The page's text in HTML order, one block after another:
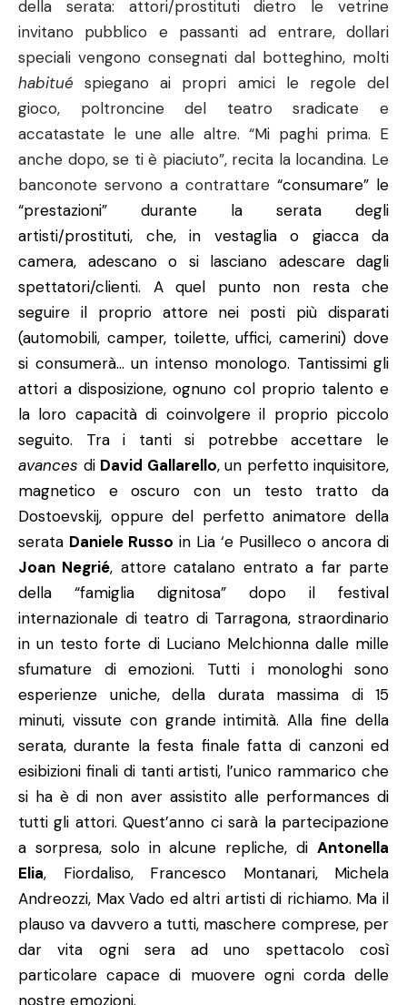
della serata: attori/prostituti dietro le vetrine
invitano pubblico e passanti ad entrare, dollari
speciali vengono consegnati dal botteghino, molti
habitué spiegano ai propri amici le regole del
gioco, poltroncine del teatro sradicate e
accatastate le une alle altre. “Mi paghi prima. E
anche dopo, se ti è piaciuto”, recita la locandina. Le
banconote servono a contrattare “consumare” le
“prestazioni” durante la serata degli
artisti/prostituti, che, in vestaglia o giacca da
camera, adescano o si lasciano adescare dagli
spettatori/clienti. A quel punto non resta che
seguire il proprio attore nei posti più disparati
(automobili, camper, toilette, uffici, camerini) dove
si consumerà… un intenso monologo. Tantissimi gli
attori a disposizione, ognuno col proprio talento e
la loro capacità di coinvolgere il proprio piccolo
seguito. Tra i tanti si potrebbe accettare le
avances di David Gallarello, un perfetto inquisitore,
magnetico e oscuro con un testo tratto da
Dostoevskij, oppure del perfetto animatore della
serata Daniele Russo in Lia ‘e Pusilleco o ancora di
Joan Negrié, attore catalano entrato a far parte
della “famiglia dignitosa” dopo il festival
internazionale di teatro di Tarragona, straordinario
in un testo forte di Luciano Melchionna dalle mille
sfumature di emozioni. Tutti i monologhi sono
esperienze uniche, della durata massima di 15
minuti, vissute con grande intimità. Alla fine della
serata, durante la festa finale fatta di canzoni ed
esibizioni finali di tanti artisti, l’unico rammarico che
si ha è di non aver assistito alle performances di
tutti gli attori. Quest’anno ci sarà la partecipazione
a sorpresa, solo in alcune repliche, di Antonella
Elia, Fiordaliso, Francesco Montanari, Michela
Andreozzi, Max Vado ed altri artisti di richiamo. Ma il
plauso va davvero a tutti, maschere comprese, per
dar vita ogni sera ad uno spettacolo così
particolare capace di muovere ogni corda delle
nostre emozioni.